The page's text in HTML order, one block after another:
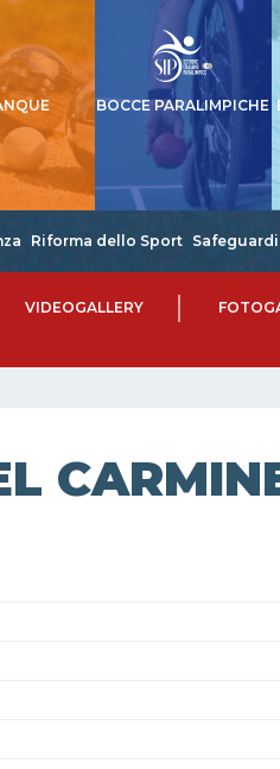
BOCCE PARALIMPICHE
Riforma dello Sport
VIDEOGALLERY